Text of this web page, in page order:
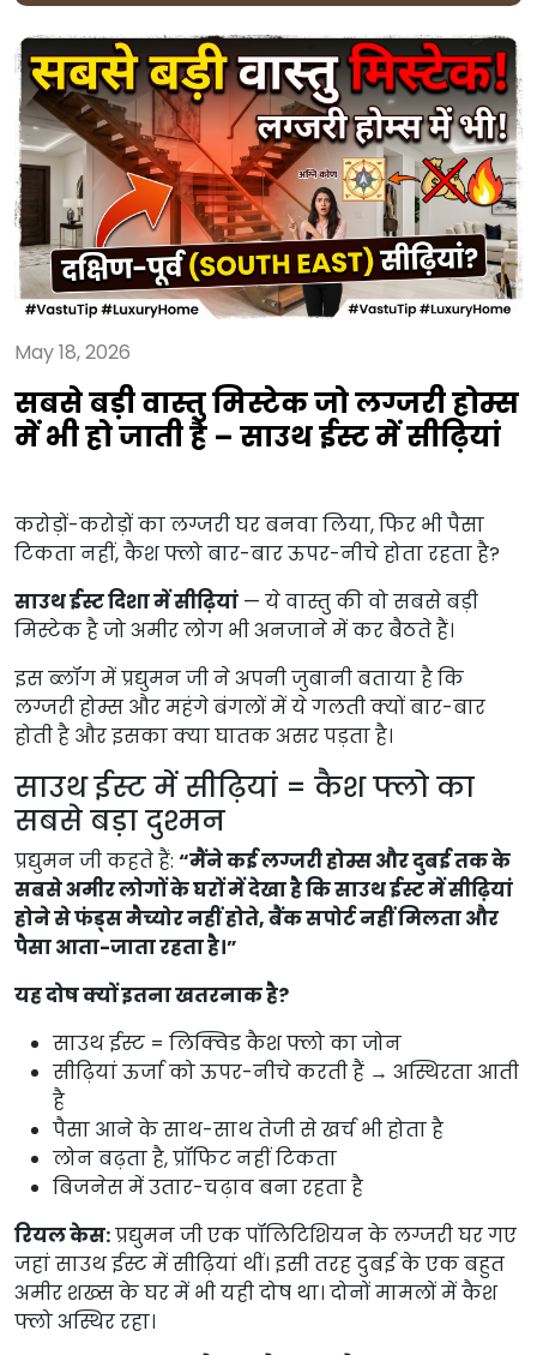
May 18, 2026
सबसे बड़ी वास्तु मिस्टेक जो लग्जरी होम्स
में भी हो जाती है – साउथ ईस्ट में सीढ़ियां
करोड़ों-करोड़ों का लग्जरी घर बनवा लिया, फिर भी पैसा
टिकता नहीं, कैश फ्लो बार-बार ऊपर-नीचे होता रहता है?
साउथ ईस्ट दिशा में सीढ़ियां — ये वास्तु की वो सबसे बड़ी
मिस्टेक है जो अमीर लोग भी अनजाने में कर बैठते हैं।
इस ब्लॉग में प्रद्युमन जी ने अपनी जुबानी बताया है कि
लग्जरी होम्स और महंगे बंगलों में ये गलती क्यों बार-बार
होती है और इसका क्या घातक असर पड़ता है।
साउथ ईस्ट में सीढ़ियां = कैश फ्लो का
सबसे बड़ा दुश्मन
प्रद्युमन जी कहते हैं: “मैंने कई लग्जरी होम्स और दुबई तक के
सबसे अमीर लोगों के घरों में देखा है कि साउथ ईस्ट में सीढ़ियां
होने से फंड्स मैच्योर नहीं होते, बैंक सपोर्ट नहीं मिलता और
पैसा आता-जाता रहता है।”
यह दोष क्यों इतना खतरनाक है?
साउथ ईस्ट = लिक्विड कैश फ्लो का जोन
सीढ़ियां ऊर्जा को ऊपर-नीचे करती हैं → अस्थिरता आती
है
पैसा आने के साथ-साथ तेजी से खर्च भी होता है
लोन बढ़ता है, प्रॉफिट नहीं टिकता
बिजनेस में उतार-चढ़ाव बना रहता है
रियल केस: प्रद्युमन जी एक पॉलिटिशियन के लग्जरी घर गए
जहां साउथ ईस्ट में सीढ़ियां थीं। इसी तरह दुबई के एक बहुत
अमीर शख्स के घर में भी यही दोष था। दोनों मामलों में कैश
फ्लो अस्थिर रहा।